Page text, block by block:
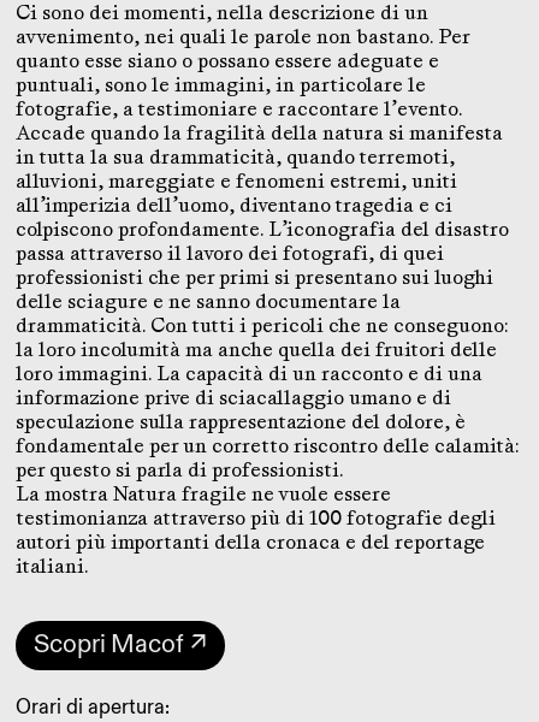
Ci sono dei momenti, nella descrizione di un
avvenimento, nei quali le parole non bastano. Per
quanto esse siano o possano essere adeguate e
puntuali, sono le immagini, in particolare le
fotografie, a testimoniare e raccontare l’evento.
Accade quando la fragilità della natura si manifesta
in tutta la sua drammaticità, quando terremoti,
alluvioni, mareggiate e fenomeni estremi, uniti
all’imperizia dell’uomo, diventano tragedia e ci
colpiscono profondamente. L’iconografia del disastro
passa attraverso il lavoro dei fotografi, di quei
professionisti che per primi si presentano sui luoghi
delle sciagure e ne sanno documentare la
drammaticità. Con tutti i pericoli che ne conseguono:
la loro incolumità ma anche quella dei fruitori delle
loro immagini. La capacità di un racconto e di una
informazione prive di sciacallaggio umano e di
speculazione sulla rappresentazione del dolore, è
fondamentale per un corretto riscontro delle calamità:
per questo si parla di professionisti.
La mostra Natura fragile ne vuole essere
testimonianza attraverso più di 100 fotografie degli
autori più importanti della cronaca e del reportage
italiani.
Scopri Macof ↗
Orari di apertura: